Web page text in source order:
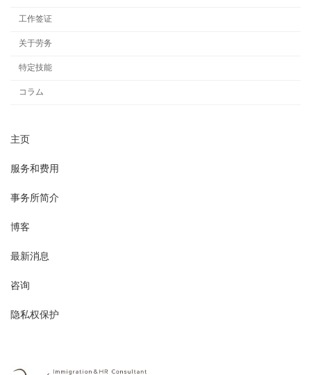
工作签证
关于劳务
特定技能
コラム
主页
服务和费用
事务所简介
博客
最新消息
咨询
隐私权保护